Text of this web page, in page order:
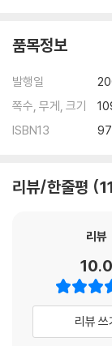
품목정보
발행일
쪽수, 무게, 크기
ISBN13
리뷰/한줄평 11
리뷰
10.0
리뷰 쓰